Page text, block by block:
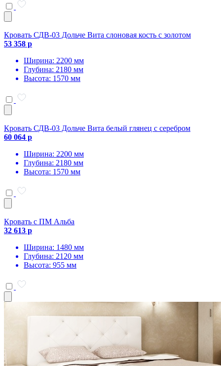
Кровать СДВ-03 Дольче Вита слоновая кость с золотом
53 358 р
Ширина: 2200 мм
Глубина: 2180 мм
Высота: 1570 мм
Кровать СДВ-03 Дольче Вита белый глянец с серебром
60 064 р
Ширина: 2200 мм
Глубина: 2180 мм
Высота: 1570 мм
Кровать с ПМ Альба
32 613 р
Ширина: 1480 мм
Глубина: 2120 мм
Высота: 955 мм